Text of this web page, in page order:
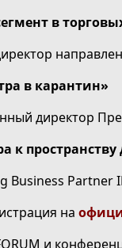
в
в карантин»
директор
к
Business Partner
на
и